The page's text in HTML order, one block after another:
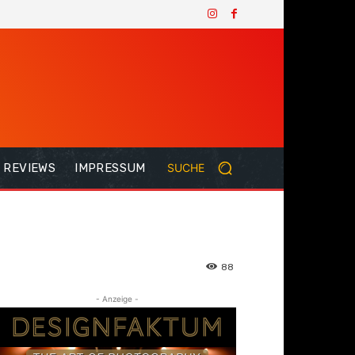
REVIEWS IMPRESSUM SUCHE
88
- Anzeige -